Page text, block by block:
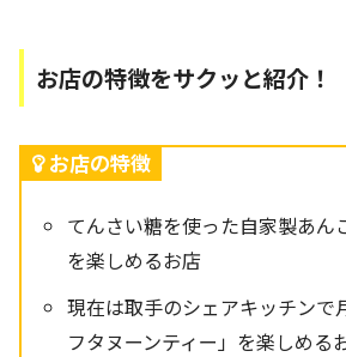
お店の特徴をサクッと紹介！
お店の特徴
てんさい糖を使った自家製あん
を楽しめるお店
現在は取手のシェアキッチンで
フタヌーンティー」を楽しめる